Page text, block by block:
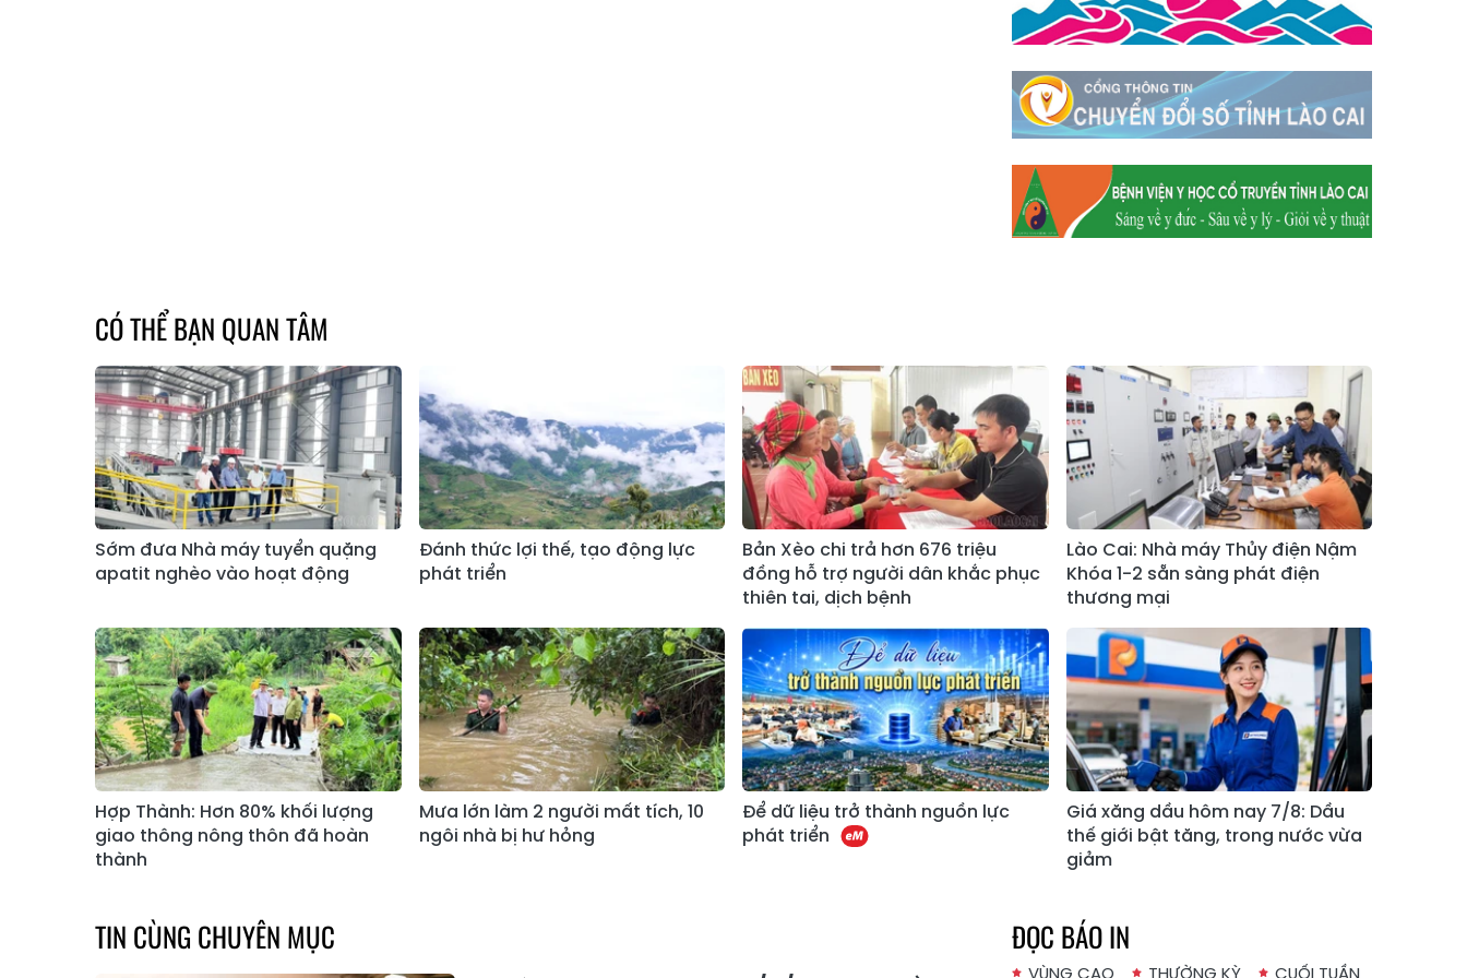
Xã Y Tý
Xã A Mú Sung
Xã Trịnh Tường
Xã Nậm Chày
Xã Bản Xèo
Xã Bát Xát
Xã Võ Lao
Xã Khánh Yên
Xã Văn Bàn
Xã Dương Quỳ
Xã Xuân Hòa
Xã Phúc Khánh
Xã Bảo Hà
Xã Mường Bo
Xã Bản Hồ
Xã Tả Van
Xã Tả Phìn
Xã Cốc Lầu
Xã Bảo Nhai
Xã Bản Liền
Xã Bắc Hà
Xã Tả Củ Tỷ
Xã Lùng Phình
Xã Pha Long
Xã Mường
Khương
Xã Bản Lầu
Xã Cao Sơn
Xã Si Ma Cai
Xã Sín Chéng
Xã Nậm Xé
Xã Ngũ Chỉ
Sơn
Xã Chế Tạo
Xã Tà Xi Láng
CÓ THỂ BẠN QUAN TÂM
Sớm đưa Nhà máy tuyển quặng
apatit nghèo vào hoạt động
Đánh thức lợi thế, tạo động lực
phát triển
Bản Xèo chi trả hơn 676 triệu
đồng hỗ trợ người dân khắc phục
thiên tai, dịch bệnh
Lào Cai: Nhà máy Thủy điện Nậm
Khóa 1-2 sẵn sàng phát điện
thương mại
Hợp Thành: Hơn 80% khối lượng
giao thông nông thôn đã hoàn
thành
Mưa lớn làm 2 người mất tích, 10
ngôi nhà bị hư hỏng
Để dữ liệu trở thành nguồn lực
phát triển
Giá xăng dầu hôm nay 7/8: Dầu
thế giới bật tăng, trong nước vừa
giảm
TIN CÙNG CHUYÊN MỤC ĐỌC BÁO IN
VÙNG CAO THƯỜNG KỲ CUỐI TUẦN